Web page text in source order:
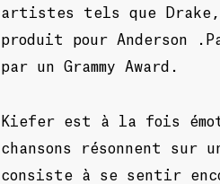
artistes tels que
produit pour Anderson
par un Grammy Award.
Kiefer est à la fois
chansons résonnent sur
consiste à se sentir